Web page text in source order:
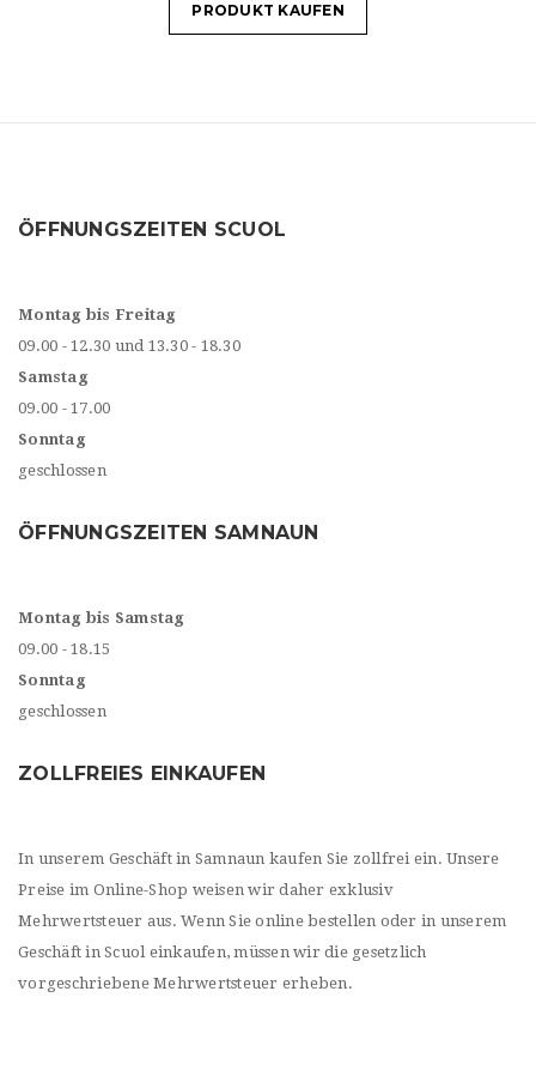
PRODUKT KAUFEN
ÖFFNUNGSZEITEN SCUOL
Montag bis Freitag
09.00 - 12.30 und 13.30 - 18.30
Samstag
09.00 - 17.00
Sonntag
geschlossen
ÖFFNUNGSZEITEN SAMNAUN
Montag bis Samstag
09.00 - 18.15
Sonntag
geschlossen
ZOLLFREIES EINKAUFEN
In unserem Geschäft in Samnaun kaufen Sie zollfrei ein. Unsere
Preise im Online-Shop weisen wir daher exklusiv
Mehrwertsteuer aus. Wenn Sie online bestellen oder in unserem
Geschäft in Scuol einkaufen, müssen wir die gesetzlich
vorgeschriebene Mehrwertsteuer erheben.